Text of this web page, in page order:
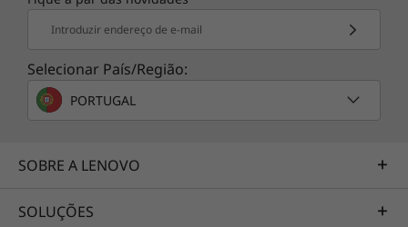
Introduzir endereço de e-mail
Selecionar País/Região:
PORTUGAL
SOBRE A LENOVO
SOLUÇÕES